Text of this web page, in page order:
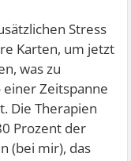
Stress
Karten, um jetzt
was zu
Zeitspanne
Die Therapien
Prozent der
(bei mir), das